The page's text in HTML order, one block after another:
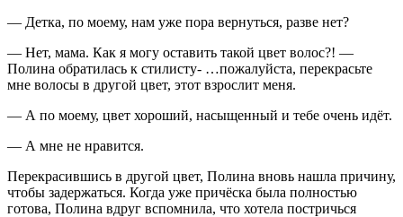
— Детка, по моему, нам уже пора вернуться, разве нет?
— Нет, мама. Как я могу оставить такой цвет волос?! —
Полина обратилась к стилисту- …пожалуйста, перекрасьте
мне волосы в другой цвет, этот взрослит меня.
— А по моему, цвет хороший, насыщенный и тебе очень идёт.
— А мне не нравится.
Перекрасившись в другой цвет, Полина вновь нашла причину,
чтобы задержаться. Когда уже причёска была полностью
готова, Полина вдруг вспомнила, что хотела постричься